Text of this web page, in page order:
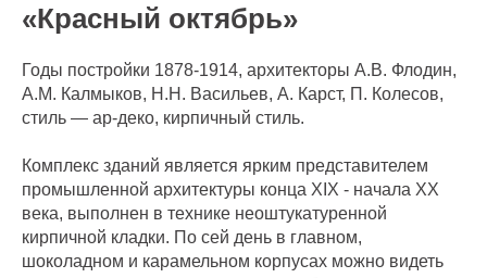
«Красный октябрь»
Годы постройки 1878-1914, архитекторы А.В. Флодин,
А.М. Калмыков, Н.Н. Васильев, А. Карст, П. Колесов,
стиль — ар-деко, кирпичный стиль.
Комплекс зданий является ярким представителем
промышленной архитектуры конца XIX - начала XX
века, выполнен в технике неоштукатуренной
кирпичной кладки. По сей день в главном,
шоколадном и карамельном корпусах можно видеть